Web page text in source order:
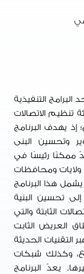
البرامج التنفيذية
تنظيم الاتصالات
إذ يهدف البرنامج
وتحسين البنى
ممكنًا رئيسًا في
ولايات ومحافظات
هذا البرنامج
تحسين البنية
الثابتة والتي
العريض الثابت
التقنيات الحديثة
وكذلك شبكات
يعدّ البرنامج